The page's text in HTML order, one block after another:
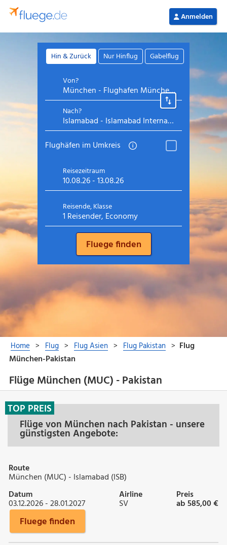
Flüge München (MUC) - Pakistan
Flüge von München nach Pakistan - unsere
günstigsten Angebote:
TOP PREIS
Route
München (MUC) - Islamabad (ISB)
Datum
03.12.2026 - 28.01.2027
Airline
SV
Preis
ab 585,00 €
Fluege finden